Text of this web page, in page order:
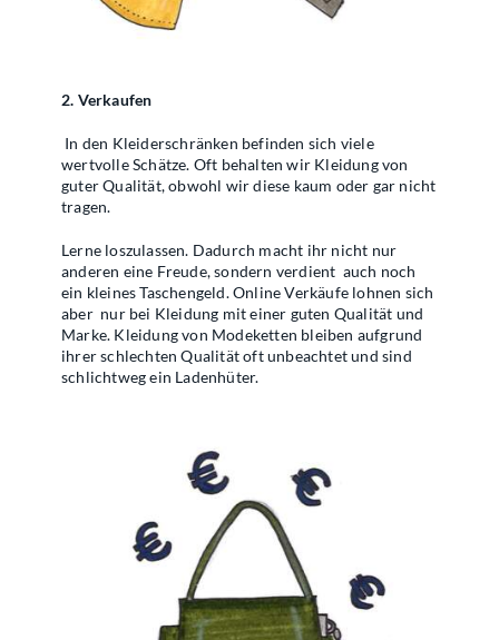
2. Verkaufen
In den Kleiderschränken befinden sich viele
wertvolle Schätze. Oft behalten wir Kleidung von
guter Qualität, obwohl wir diese kaum oder gar nicht
tragen.
Lerne loszulassen. Dadurch macht ihr nicht nur
anderen eine Freude, sondern verdient auch noch
ein kleines Taschengeld. Online Verkäufe lohnen sich
aber nur bei Kleidung mit einer guten Qualität und
Marke. Kleidung von Modeketten bleiben aufgrund
ihrer schlechten Qualität oft unbeachtet und sind
schlichtweg ein Ladenhüter.